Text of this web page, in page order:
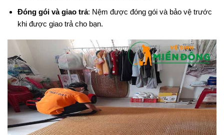
Đóng gói và giao trả: Nệm được đóng gói và bảo vệ trước
khi được giao trả cho bạn.